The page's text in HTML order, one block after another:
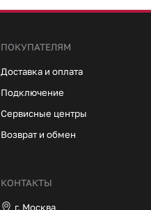
ПОКУПАТЕЛЯМ
Доставка и оплата
Подключение
Сервисные центры
Возврат и обмен
КОНТАКТЫ
г. Москва